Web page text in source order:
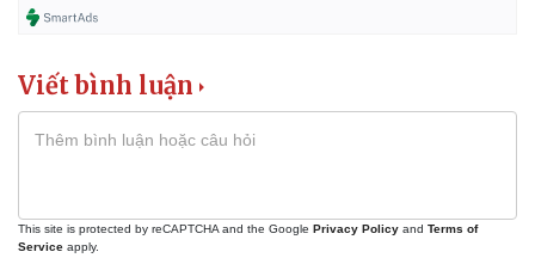
Viết bình luận
This site is protected by reCAPTCHA and the Google Privacy Policy and Terms of
Service apply.